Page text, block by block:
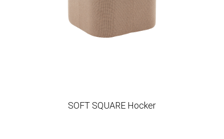
SOFT SQUARE Hocker